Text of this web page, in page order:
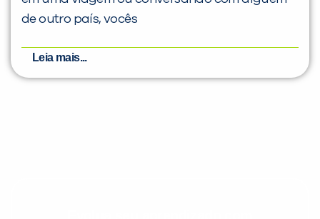
de outro país, vocês
Leia mais...